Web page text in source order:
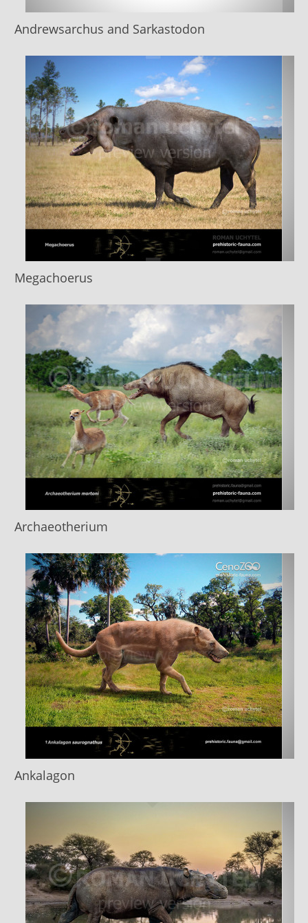
Andrewsarchus and Sarkastodon
Megachoerus
Archaeotherium
Ankalagon